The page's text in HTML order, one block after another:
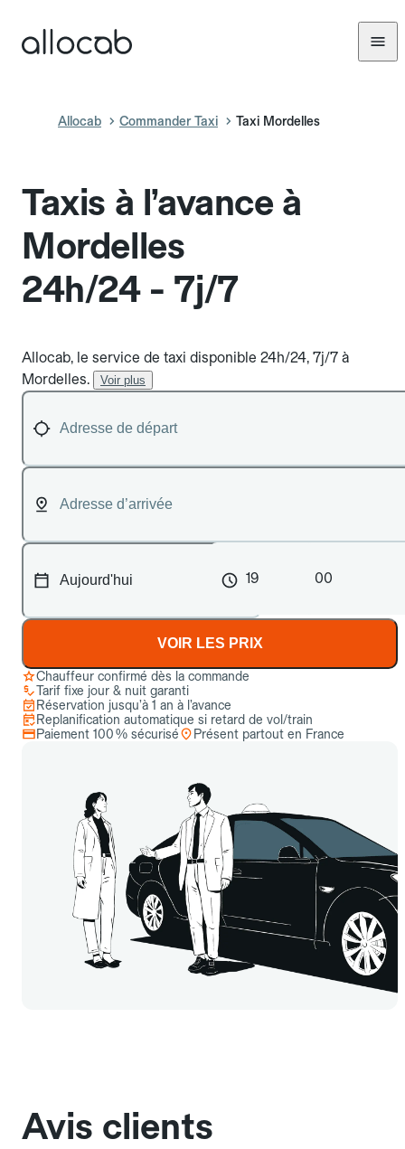
Allocab Commander Taxi Taxi Mordelles
Taxis à l’avance à
Mordelles
24h/24 - 7j/7
Allocab, le service de taxi disponible 24h/24, 7j/7 à
Mordelles.
Voir plus
19 00
VOIR LES PRIX
Chauffeur confirmé dès la commande
Tarif fixe jour & nuit garanti
Réservation jusqu’à 1 an à l’avance
Replanification automatique si retard de vol/train
Paiement 100 % sécurisé
Présent partout en France
Avis clients